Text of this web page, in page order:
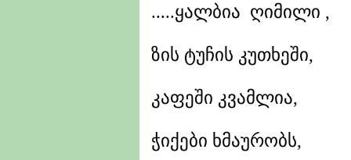
.....ყალბია ღიმილი ,
ზის ტუჩის კუთხეში,
კაფეში კვამლია,
ჭიქები ხმაურობს,